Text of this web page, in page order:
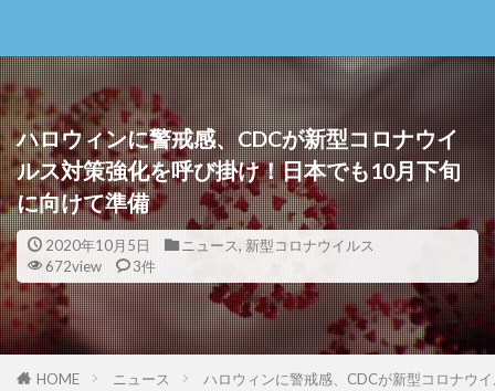
ハロウィンに警戒感、CDCが新型コロナウイ
ルス対策強化を呼び掛け！日本でも10月下旬
に向けて準備
2020年10月5日 ニュース, 新型コロナウイルス
672view
3件
HOME ニュース ハロウィンに警戒感、CDCが新型コロナウ